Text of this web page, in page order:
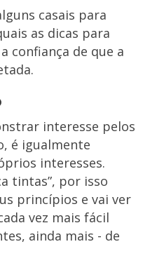
casais para
as dicas para
confiança de que a
interesse pelos
é igualmente
interesses.
tintas”, por isso
princípios e vai ver
vez mais fácil
ainda mais - de